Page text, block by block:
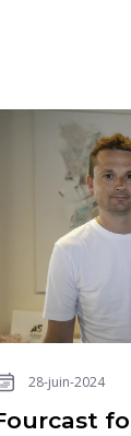
28-juin-2024